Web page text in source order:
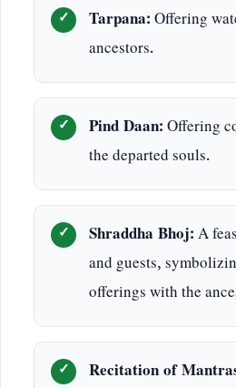
Tarpana:Offering
ancestors.
Pind Daan:Offering
the departed souls.
Shraddha Bhoj:A
and guests,
offerings with the
Recitation of